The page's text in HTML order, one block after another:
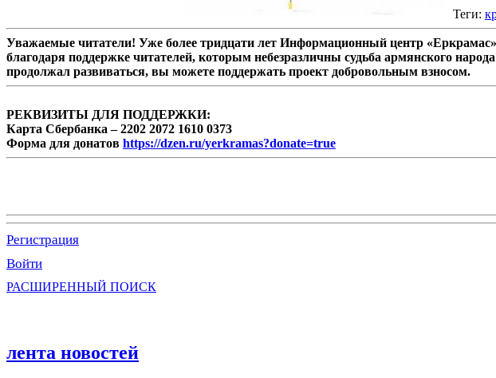
Теги:
Уважаемые читатели! Уже более тридцати лет Информационный центр
благодаря поддержке читателей, которым небезразличны судьба армянского
продолжал развиваться, вы можете поддержать проект добровольным взносом.
РЕКВИЗИТЫ ДЛЯ ПОДДЕРЖКИ:
Карта Сбербанка – 2202 2072 1610 0373
Форма для донатов https://dzen.ru/yerkramas?donate=true
Регистрация
Войти
РАСШИРЕННЫЙ ПОИСК
лента новостей